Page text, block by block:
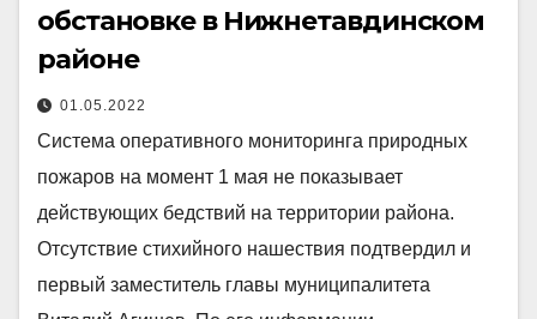
обстановке в Нижнетавдинском
районе
01.05.2022
Система оперативного мониторинга природных
пожаров на момент 1 мая не показывает
действующих бедствий на территории района.
Отсутствие стихийного нашествия подтвердил и
первый заместитель главы муниципалитета